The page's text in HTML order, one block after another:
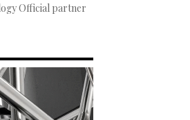
Official partner